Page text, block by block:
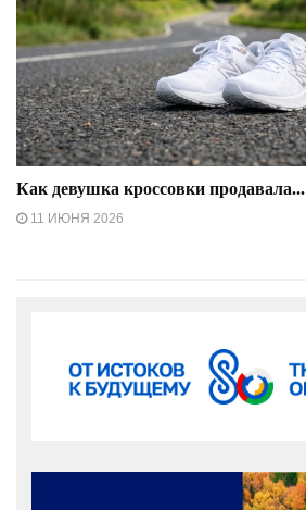
Как девушка кроссовки продавала...
11 ИЮНЯ 2026